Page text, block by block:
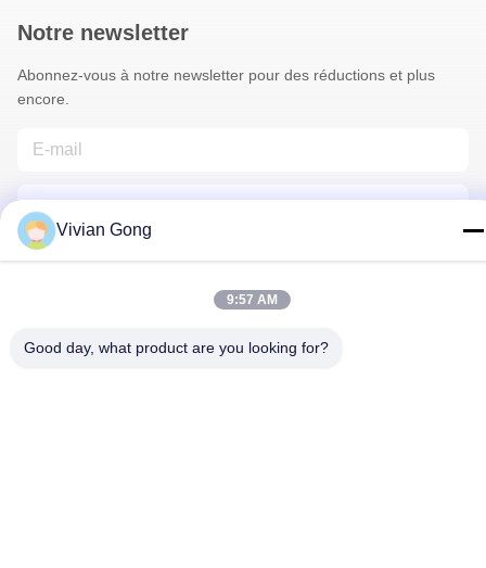
Notre newsletter
Abonnez-vous à notre newsletter pour des réductions et plus
encore.
Vivian Gong
9:57 AM
Good day, what product are you looking for?